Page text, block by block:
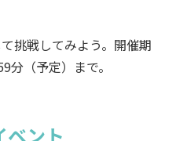
挑戦してみよう。開催期
分（予定）まで。
ント